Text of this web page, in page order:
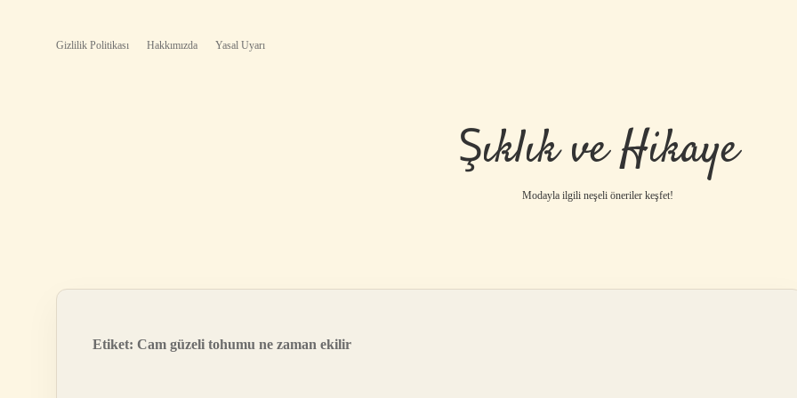
Gizlilik Politikası Hakkımızda Yasal Uyarı
Şıklık ve Hikaye
Modayla ilgili neşeli öneriler keşfet!
Etiket: Cam güzeli tohumu ne zaman ekilir